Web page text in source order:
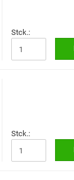
Stck.:
Stck.: